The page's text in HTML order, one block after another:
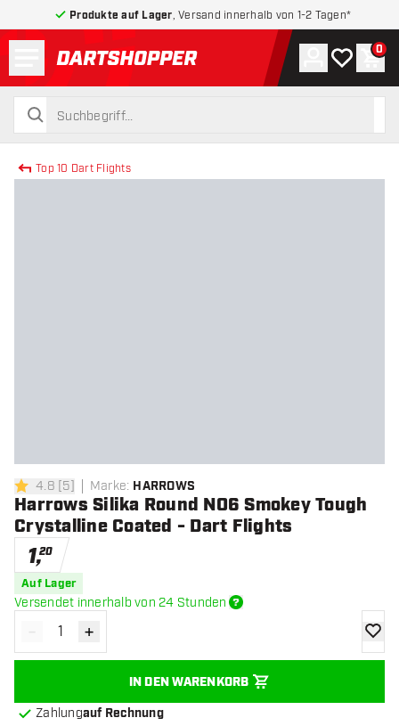
Produkte auf Lager , Versand innerhalb von 1-2 Tagen*
zurück zur Startseite
suchen
suchen
Konto
Meine 0
Top 10 Dart Flights
4.8 Bewertungssterne
4.8 [5] Marke: HARROWS
Harrows Silika Round NO6 Smokey Tough
Crystalline Coated - Dart Flights
1,20
Auf Lager
Versendet innerhalb von 24 Stunden
Menge verringern
- Menge erhöhen
+
IN DEN WARENKORB
Zur
Zahlungauf Rechnung